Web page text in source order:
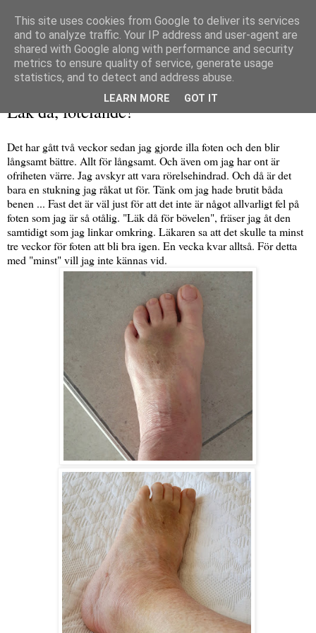
Läk då, fotelände!
Det har gått två veckor sedan jag gjorde illa foten och den blir
långsamt bättre. Allt för långsamt. Och även om jag har ont är
ofriheten värre. Jag avskyr att vara rörelsehindrad. Och då är det
bara en stukning jag råkat ut för. Tänk om jag hade brutit båda
benen ... Fast det är väl just för att det inte är något allvarligt fel på
foten som jag är så otålig. "Läk då för bövelen", fräser jag åt den
samtidigt som jag linkar omkring. Läkaren sa att det skulle ta minst
tre veckor för foten att bli bra igen. En vecka kvar alltså. För detta
med "minst" vill jag inte kännas vid.
This site uses cookies from Google to deliver its services
and to analyze traffic. Your IP address and user-agent are
shared with Google along with performance and security
metrics to ensure quality of service, generate usage
statistics, and to detect and address abuse.
LEARN MORE GOT IT